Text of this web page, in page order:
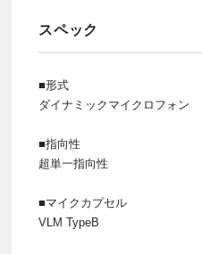
スペック
■形式
ダイナミックマイクロフォン
■指向性
超単一指向性
■マイクカプセル
VLM TypeB